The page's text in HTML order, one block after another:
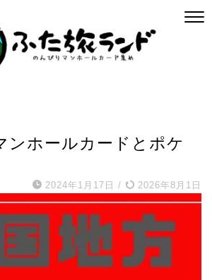
ンホールカードとポケ
2024年1月17日 / 2026年8月1日